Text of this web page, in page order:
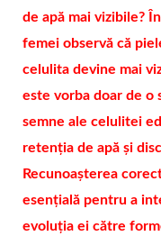
de apă mai vizibile?
femei observă că
celulita devine mai
este vorba doar de o
semne ale celulitei
retenția de apă și
Recunoașterea
esențială pentru a
evoluția ei către